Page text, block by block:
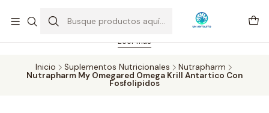
Feriado 21-05-2026 atención hasta las 14 hrs. Envío GRATIS mismo
día solo área Metropolitana Santiago por compras desde CLP 39.900.
Pedidos hasta 16 hrs., sábados y domingos hasta 14 hrs.
Leer más
Inicio Suplementos Nutricionales
Nutrapharm
Nutrapharm My Omegared Omega Krill Antartico Con
Fosfolipidos